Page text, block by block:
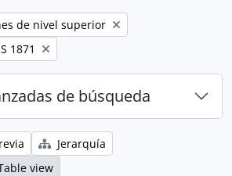
de nivel superior
1871
de búsqueda
Jerarquía
view